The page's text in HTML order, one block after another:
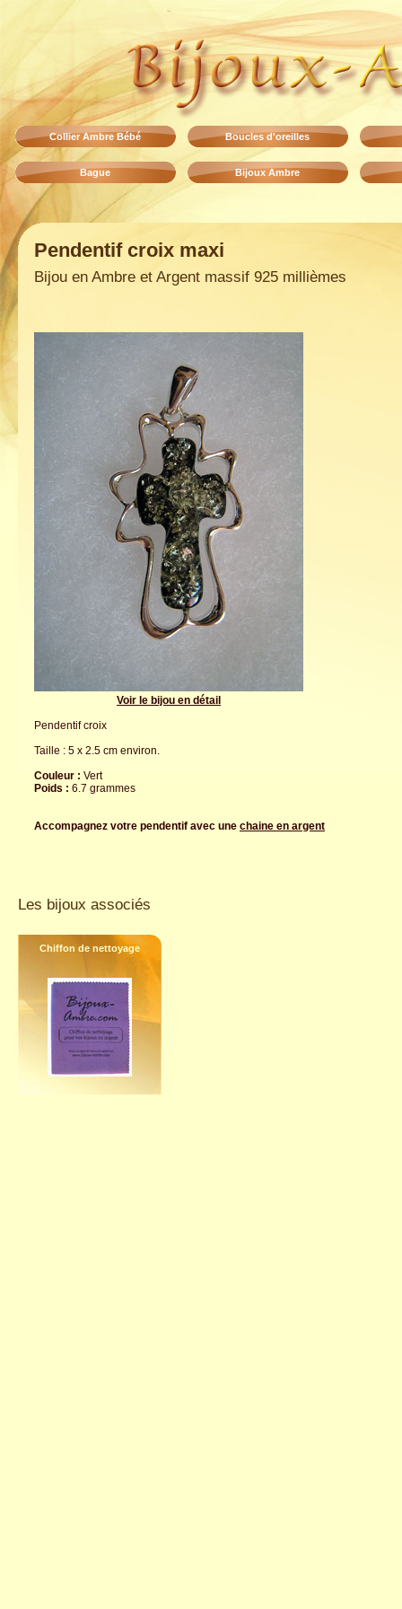
Collier Ambre Bébé Boucles d'oreilles
Bague Bijoux Ambre
Pendentif croix maxi
Bijou en Ambre et Argent massif 925 millièmes
Voir le bijou en détail
Pendentif croix
Taille : 5 x 2.5 cm environ.
Couleur : Vert
Poids : 6.7 grammes
Accompagnez votre pendentif avec une chaine en argent
Les bijoux associés
Chiffon de nettoyage